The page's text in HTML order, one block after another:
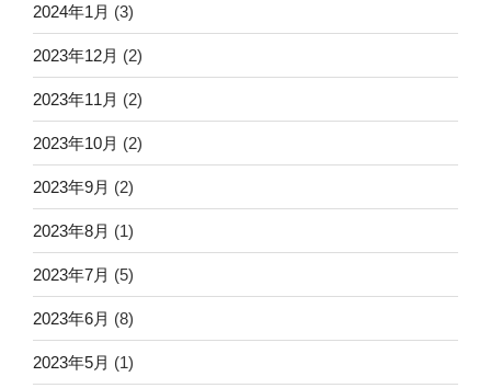
2024年1月 (3)
2023年12月 (2)
2023年11月 (2)
2023年10月 (2)
2023年9月 (2)
2023年8月 (1)
2023年7月 (5)
2023年6月 (8)
2023年5月 (1)